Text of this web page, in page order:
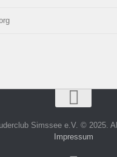
Simssee e.V. © 2025.
Impressum